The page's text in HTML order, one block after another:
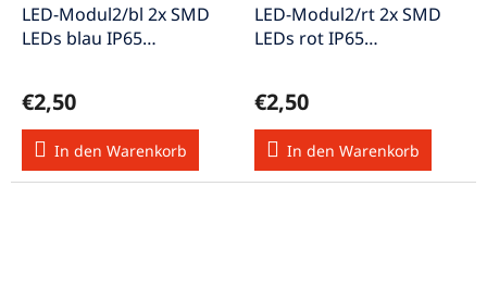
LED-Modul2/bl 2x SMD
LEDs blau IP65
€2,50
In den Warenkorb
LED-Modul2/rt 2x SMD
LEDs rot IP65
€2,50
In den Warenkorb